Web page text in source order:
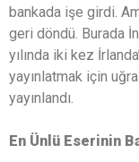
bankada işe girdi.
geri döndü. Burada
yılında iki kez
yayınlatmak için
yayınlandı.
En Ünlü Eserinin